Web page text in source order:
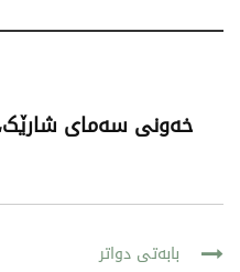
خەونی سەمای
بابەتی دواتر